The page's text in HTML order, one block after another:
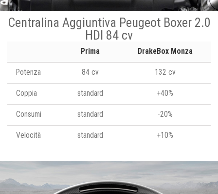
Centralina Aggiuntiva Peugeot Boxer 2.0
HDI 84 cv
Prima DrakeBox Monza
Potenza 84 cv 132 cv
Coppia standard +40%
Consumi standard -20%
Velocità standard +10%